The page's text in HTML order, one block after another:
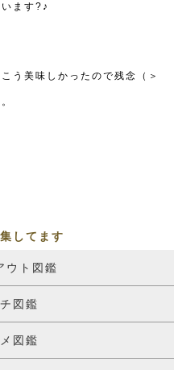
ます?♪
う美味しかったので残念（＞
してます
ウト図鑑
図鑑
図鑑